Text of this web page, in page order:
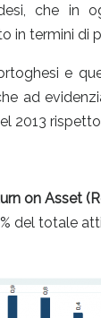
che in
in termini di
e
ad
2013 rispetto
on Asset
del totale